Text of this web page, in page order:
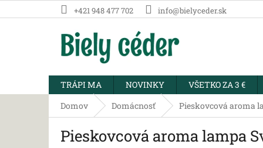
na
+421 948 477 702 info@bielyceder.sk
TRÁPI MA NOVINKY VŠETKO ZA 3 €
Domov
Domácnosť Pieskovcová aroma
Pieskovcová aroma lampa